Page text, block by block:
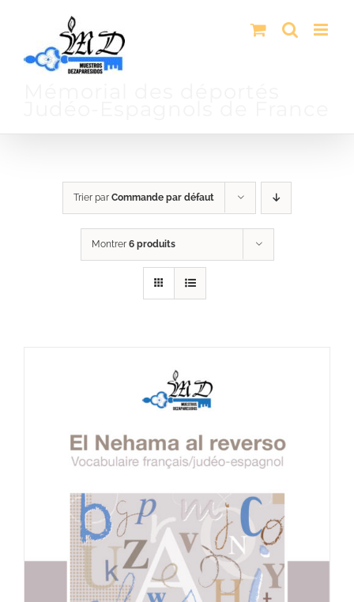
contenu
Trier par Commande par défaut
Montrer 6 produits